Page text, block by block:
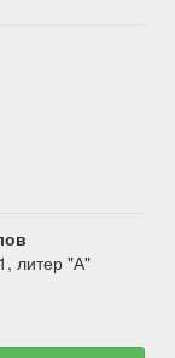
литер "А"